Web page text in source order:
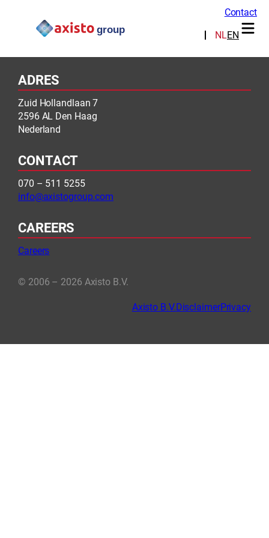
Contact
NLEN
Service types: Digital & Data
ADRES
Zuid Hollandlaan 7
2596 AL Den Haag
Nederland
CONTACT
070 – 511 5255
info@axistogroup.com
CAREERS
Careers
© 2006 – 2026 Axisto B.V.
Axisto B.V.DisclaimerPrivacy